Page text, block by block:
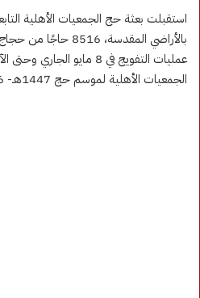
استقبلت بعثة حج الجمعيات الأهلية
بالأراضي المقدسة،
عمليات التفويج في 8 مايو
الجمعيات الأهلية لموسم حج 1447هـ- 2026م.